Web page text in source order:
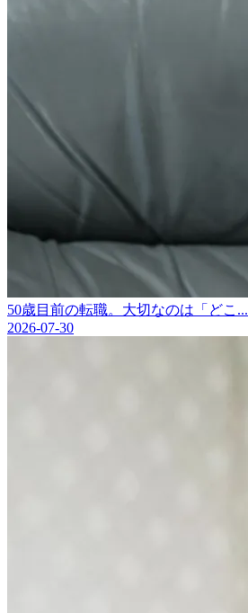
50歳目前の転職。大切なのは「どこ...
2026-07-30